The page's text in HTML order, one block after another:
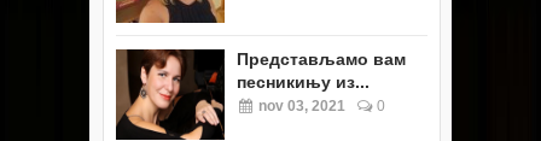
Представљамо вам
песникињу из...
nov 03, 2021 0